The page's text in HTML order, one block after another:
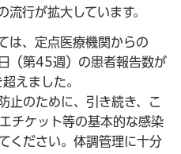
流行が拡大しています。
は、定点医療機関からの
第45週）の患者報告数が
えました。
止のために、引き続き、こ
チケット等の基本的な感染
ください。体調管理に十分